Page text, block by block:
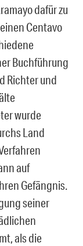
dafür zu
Centavo
Buchführung
Richter und
wurde
Land
auf
Gefängnis.
seiner
als die